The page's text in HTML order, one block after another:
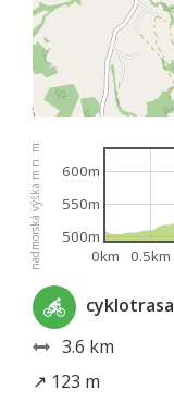
nadmorská výška m n. m. 0km 0.5km
500m
550m
600m
cyklotrasa
3.6 km
↗ 123 m